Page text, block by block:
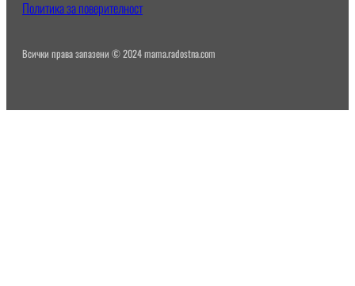
Всички права запазени © 2024 mama.radostna.com
Политика за поверителност